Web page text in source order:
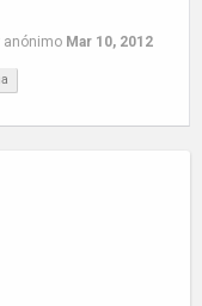
anónimo Mar 10, 2012